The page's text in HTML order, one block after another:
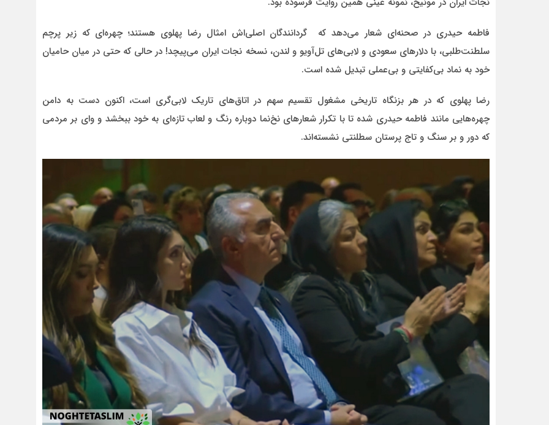
فاطمه حیدری در صحنه‌ای شعار می‌دهد که گردانندگان اصلی‌اش امثال رضا پهلوی هستند؛ چهره‌ای که زیر پرچم
سلطنت‌طلبی، با دلارهای سعودی و لابی‌های تل‌آویو و لندن، نسخه نجات ایران می‌پیچد! در حالی که حتی در میان حامیان
خود به نماد بی‌کفایتی و بی‌عملی تبدیل شده است.
رضا پهلوی که در هر بزنگاه تاریخی مشغول تقسیم سهم در اتاق‌های تاریک لابی‌گری است، اکنون دست به دامن
چهره‌هایی مانند فاطمه حیدری شده تا با تکرار شعارهای نخ‌نما دوباره رنگ و لعاب تازه‌ای به خود ببخشد و وای بر مردمی
که دور و بر سنگ و تاج‌ پرستان سطلنتی نشسته‌اند.